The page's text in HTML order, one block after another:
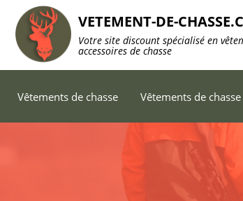
VETEMENT-DE-
Votre site discount spécialisé en
accessoires de chasse
Vêtements de chasse Vêtements de